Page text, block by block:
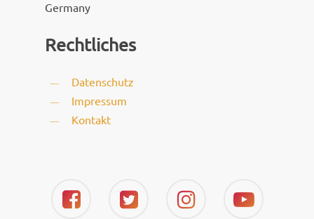
Germany
Rechtliches
Datenschutz
Impressum
Kontakt